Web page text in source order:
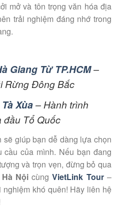
mở và tôn trọng văn hóa địa
trải nghiệm đáng nhớ trong
Giang Từ TP.HCM–
Rừng Đông Bắc
Xùa– Hành trình
đầu Tổ Quốc
giúp bạn dễ dàng lựa chọn
của mình. Nếu bạn đang
và trọn vẹn, đừng bỏ qua
NộicùngVietLink Tour–
khó quên! Hãy liên hệ